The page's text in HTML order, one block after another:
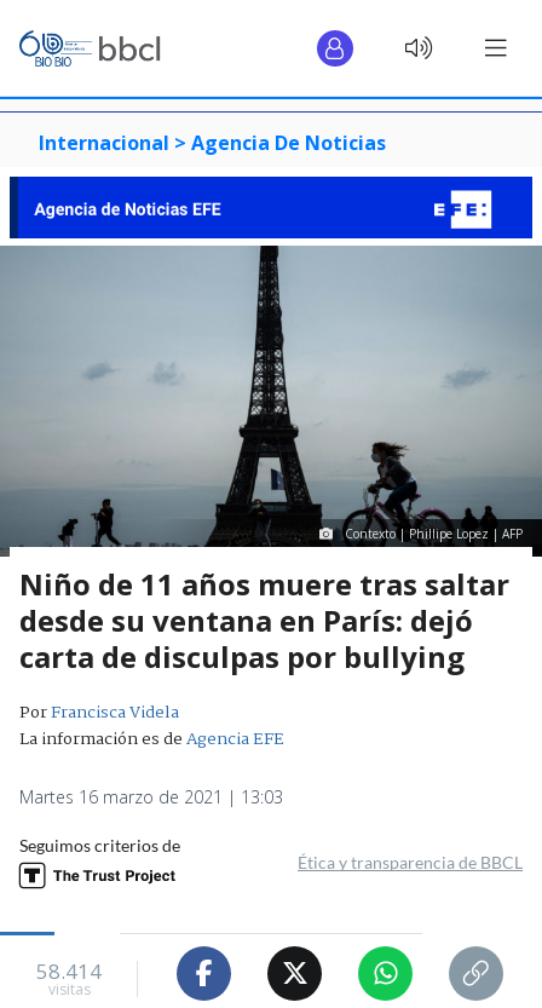
Internacional > Agencia De Noticias
Contexto | Phillipe Lopez | AFP
Niño de 11 años muere tras saltar
desde su ventana en París: dejó
carta de disculpas por bullying
PorFrancisca Videla
La información es deAgencia EFE
Martes 16 marzo de 2021 | 13:03
Seguimos criterios de
Ética y transparencia de BBCL
58.414
visitas